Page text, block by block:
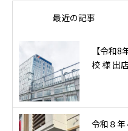
最近の記事
【令和
校 様 出
令和８